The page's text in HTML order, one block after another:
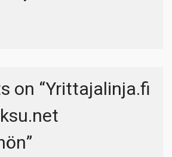
on “Yrittajalinja.fi
”